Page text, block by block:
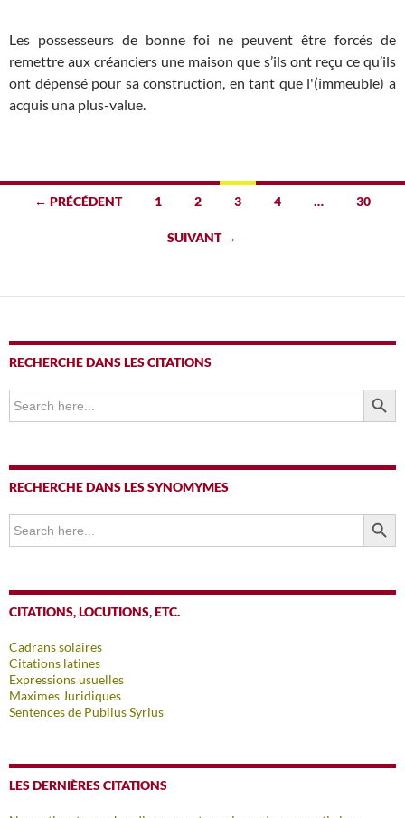
Les possesseurs de bonne foi ne peuvent être forcés de
remettre aux créanciers une maison que s’ils ont reçu ce qu’ils
ont dépensé pour sa construction, en tant que l'(immeuble) a
acquis una plus-value.
Navigation
← PRÉCÉDENT 1 2 3 4 … 30
SUIVANT →
RECHERCHE DANS LES CITATIONS
Search
for:
SEARCH
RECHERCHE DANS LES SYNOMYMES
Search
for:
SEARCH
CITATIONS, LOCUTIONS, ETC.
Cadrans solaires
Citations latines
Expressions usuelles
Maximes Juridiques
Sentences de Publius Syrius
LES DERNIÈRES CITATIONS